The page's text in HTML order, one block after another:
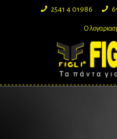
2541 4 01986
Ο